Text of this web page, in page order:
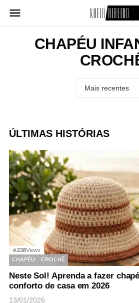
para
CHAPÉU
ÚLTIMAS HISTÓRIAS
◉238Views
CHAPÉU
CROCHÊ
Neste Sol! Aprenda a fazer
conforto de casa em 2026
13/01/2026